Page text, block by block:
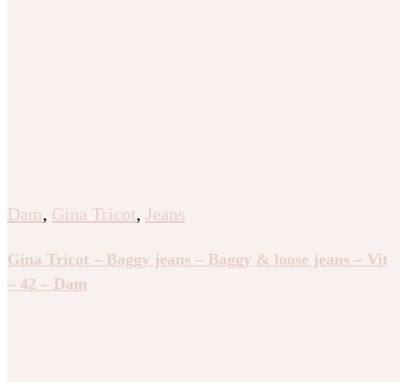
Dam, Gina Tricot, Jeans
Gina Tricot – Baggy jeans – Baggy & loose jeans – Vit
– 42 – Dam